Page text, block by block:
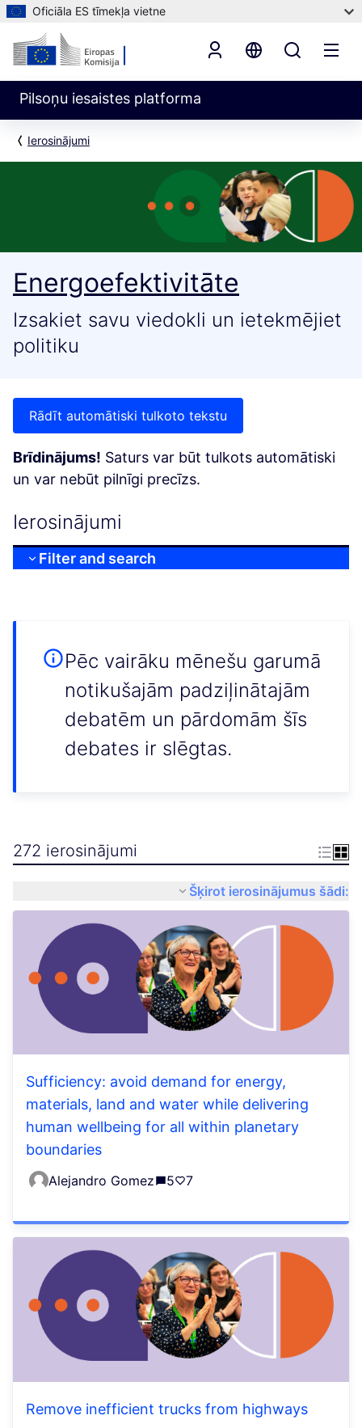
Oficiāla ES tīmekļa vietne
Pilsoņu iesaistes platforma
Ierosinājumi
Energoefektivitāte
Izsakiet savu viedokli un ietekmējiet
politiku
Rādīt automātiski tulkoto tekstu
Brīdinājums! Saturs var būt tulkots automātiski
un var nebūt pilnīgi precīzs.
Ierosinājumi
Filter and search
Pēc vairāku mēnešu garumā
notikušajām padziļinātajām
debatēm un pārdomām šīs
debates ir slēgtas.
272 ierosinājumi
Šķirot ierosinājumus šādi:
Sufficiency: avoid demand for energy,
materials, land and water while delivering
human wellbeing for all within planetary
boundaries
Alejandro Gomez 5 7
Remove inefficient trucks from highways